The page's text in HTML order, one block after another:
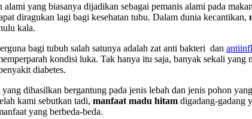
alami yang biasanya dijadikan sebagai pemanis alami pada
diragukan lagi bagi kesehatan tubu. Dalam dunia kecantikan,
kala.
bagi tubuh salah satunya adalah zat anti bakteri dan
kondisi luka. Tak hanya itu saja, banyak sekali
diabetes.
dihasilkan bergantung pada jenis lebah dan jenis pohon
kami sebutkan tadi, manfaat madu hitam digadang-gadang
yang berbeda-beda.